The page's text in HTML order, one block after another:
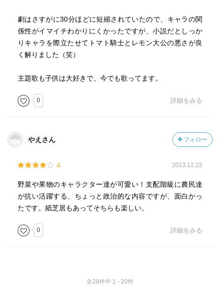
劇はさすがに30分ほどに短縮されていたので、キャラの関
係性がイマイチわかりにくかったですが、小説だとしっか
りキャラを際立たせてトマト騎士とレモン大公の悪さが良
く解りました（笑）
主題歌も子供は大好きで、今でも歌ってます。
0 詳細をみる
やえさん フォロー
4 2013.12.22
野菜や果物のキャラクター達が可愛い！支配階級に農民達
が抗い活躍する、ちょっと政治的な内容ですが、面白かっ
たです。紙芝居もあってそちらも楽しい。
0 詳細をみる
全29件中 1 - 20件